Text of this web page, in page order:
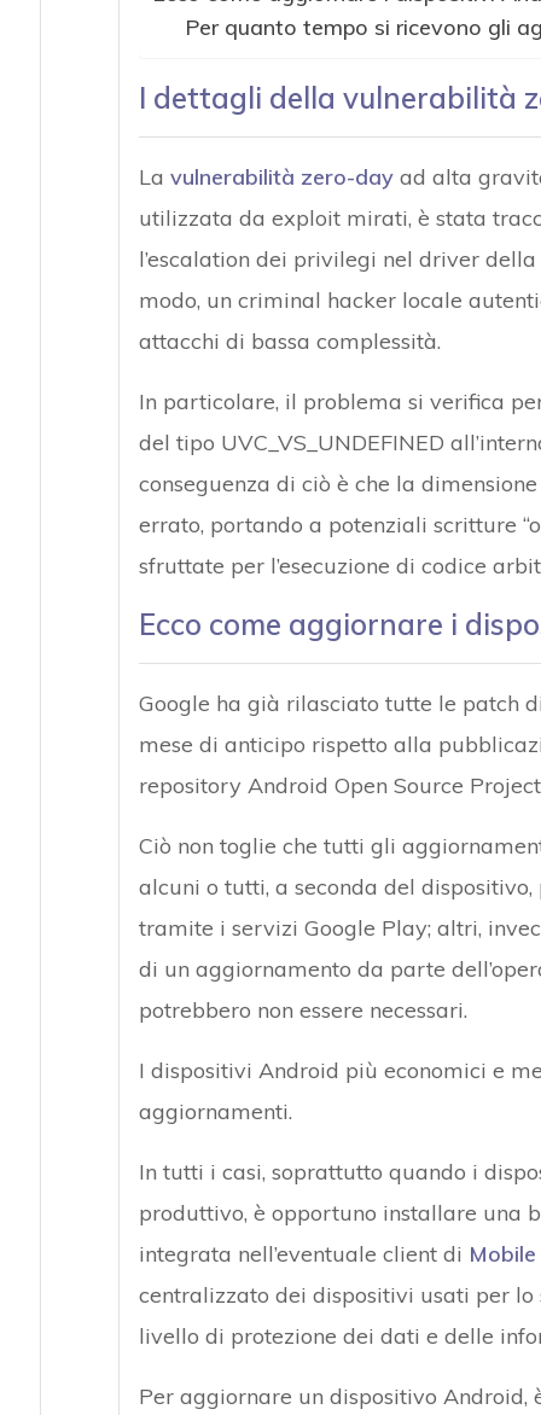
Per quanto tempo si ricevono gli
I dettagli della vulnerabilità
La vulnerabilità zero-dayad alta
utilizzata da exploit mirati, è stata
l’escalation dei privilegi nel driver
modo, un criminal hacker locale
attacchi di bassa complessità.
In particolare, il problema si verifica
del tipo UVC_VS_UNDEFINED
conseguenza di ciò è che la
errato, portando a potenziali scritture
sfruttate per l’esecuzione di codice
Ecco come aggiornare i
Google ha già rilasciato tutte le patch
mese di anticipo rispetto alla
repository Android Open Source Project
Ciò non toglie che tutti gli
alcuni o tutti, a seconda del
tramite i servizi Google Play; altri,
di un aggiornamento da parte
potrebbero non essere necessari.
I dispositivi Android più economici e
aggiornamenti.
In tutti i casi, soprattutto quando i
produttivo, è opportuno installare una
integrata nell’eventuale client di
centralizzato dei dispositivi usati per
livello di protezione dei dati e delle
Per aggiornare un dispositivo Android,